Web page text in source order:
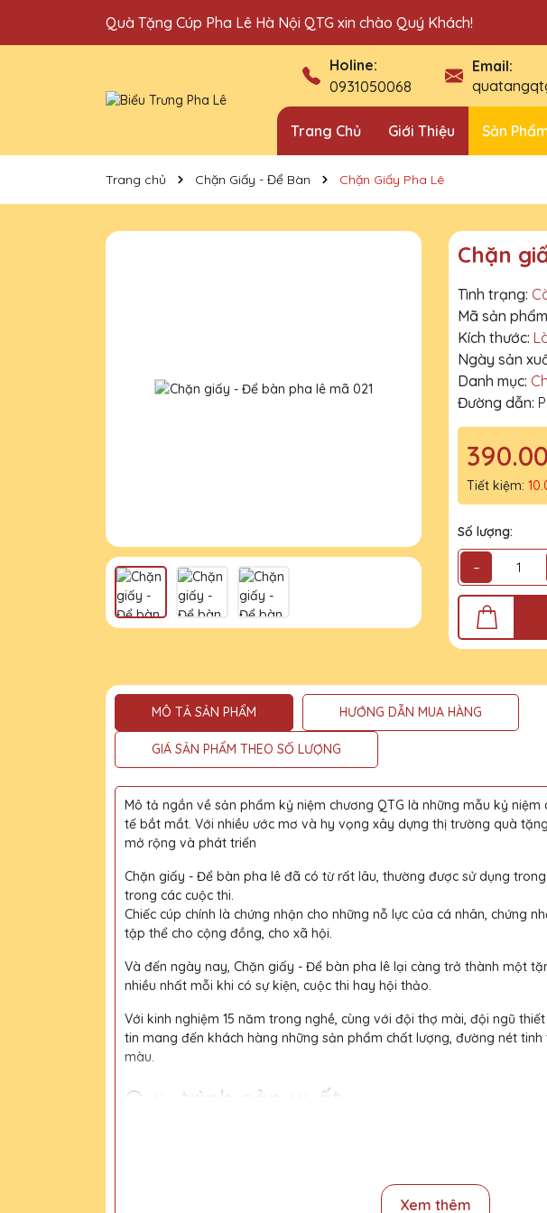
Quà Tặng Cúp Pha Lê Hà Nội QTG xin chào Quý Khách!
Địa chỉ bán cúp vinh danh uy tín tại Hà Nội!
Holine:
0931050068
Email:
Trang Chủ Giới Thiệu Sản
Trang chủ Chặn Giấy - Để Bàn Chặn Giấy Pha Lê
Chặn
Tình trạng:
Mã sản
Kích thước:
Ngày sản
Danh mục:
Đường dẫn:
Tiết kiệm:
Số lượng:
-
MÔ TẢ SẢN PHẨM HƯỚNG DẪN MUA HÀNG
GIÁ SẢN PHẨM THEO SỐ LƯỢNG
Mô tả ngắn về sản phẩm kỷ niệm chương QTG là những mẫu kỷ
tế bắt mắt. Với nhiều ước mơ và hy vọng xây dựng thị trường quà
mở rộng và phát triển
Chặn giấy - Để bàn pha lê đã có từ rất lâu, thường được sử dụng
trong các cuộc thi.
Chiếc cúp chính là chứng nhận cho những nỗ lực của cá nhân, chứng
tập thể cho cộng đồng, cho xã hội.
Và đến ngày nay, Chặn giấy - Để bàn pha lê lại càng trở thành một
nhiều nhất mỗi khi có sự kiện, cuộc thi hay hội thảo.
Với kinh nghiệm 15 năm trong nghề, cùng với đội thợ mài, đội ngũ
tin mang đến khách hàng những sản phẩm chất lượng, đường nét
màu.
Quy trình sản xuất
Xem thêm